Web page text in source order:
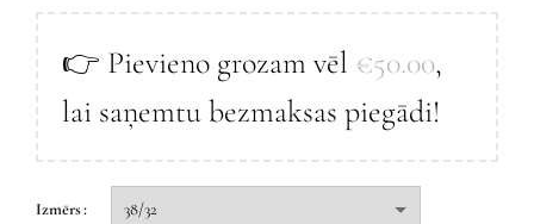
👉 Pievieno grozam vēl €50.00,
lai saņemtu bezmaksas piegādi!
Izmērs